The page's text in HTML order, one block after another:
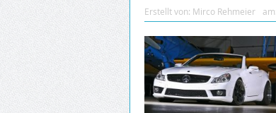
Erstellt von: Mirco Rehmeier am: